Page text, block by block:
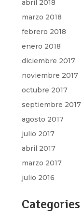
abril 2018
marzo 2018
febrero 2018
enero 2018
diciembre 2017
noviembre 2017
octubre 2017
septiembre 2017
agosto 2017
julio 2017
abril 2017
marzo 2017
julio 2016
Categories